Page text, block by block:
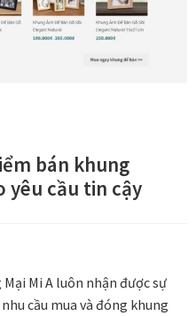
bán khung
yêu cầu tin cậy
Mi A luôn nhận được sự
cầu mua và đóng khung